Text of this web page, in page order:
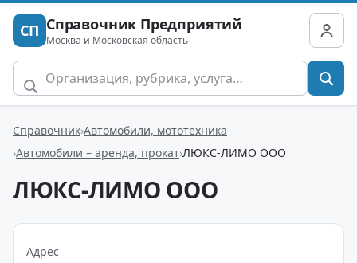
СП Справочник Предприятий
Москва и Московская область
Справочник Автомобили, мототехника
Автомобили – аренда, прокат ЛЮКС-ЛИМО ООО
ЛЮКС-ЛИМО ООО
Адрес